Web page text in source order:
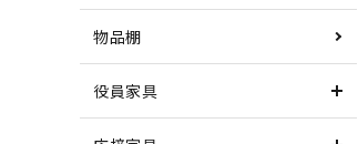
物品棚
役員家具